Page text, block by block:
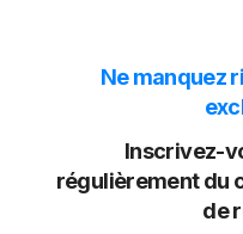
Ne manquez
Inscrivez-
régulièrement du
de